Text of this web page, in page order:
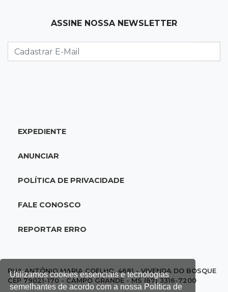
Utilizamos cookies essenciais e tecnologias
semelhantes de acordo com a nossa Política de
Morte no trânsito e casamento de bisavó são
destaques da semana
Punição de agressores de mulheres precisar
abandonado após acidente
Pedestre morre atropelado durante a
madrugada no Monte Castelo
ASSINE NOSSA NEWSLETTER
EXPEDIENTE
ANUNCIAR
POLÍTICA DE PRIVACIDADE
FALE CONOSCO
REPORTAR ERRO
RUA ANTÔNIO MARIA COELHO, 4681 - VIVENDA DO BOSQUE
CEP 79021-170 - CAMPO GRANDE - MS (67) 3316-7200